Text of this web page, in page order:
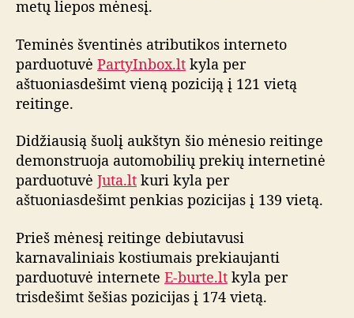
i
n
g
o
p
ž
v
a
l
a
metų liepos mėnesį.
Teminės šventinės atributikos interneto
parduotuvė PartyInbox.lt kyla per
aštuoniasdešimt vieną poziciją į 121 vietą
reitinge.
Didžiausią šuolį aukštyn šio mėnesio reitinge
demonstruoja automobilių prekių internetinė
parduotuvė Juta.lt kuri kyla per
aštuoniasdešimt penkias pozicijas į 139 vietą.
Prieš mėnesį reitinge debiutavusi
karnavaliniais kostiumais prekiaujanti
parduotuvė internete E-burte.lt kyla per
trisdešimt šešias pozicijas į 174 vietą.